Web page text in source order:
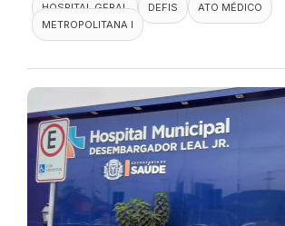
HOSPITAL GERAL
DEFIS
ATO MÉDICO
METROPOLITANA I